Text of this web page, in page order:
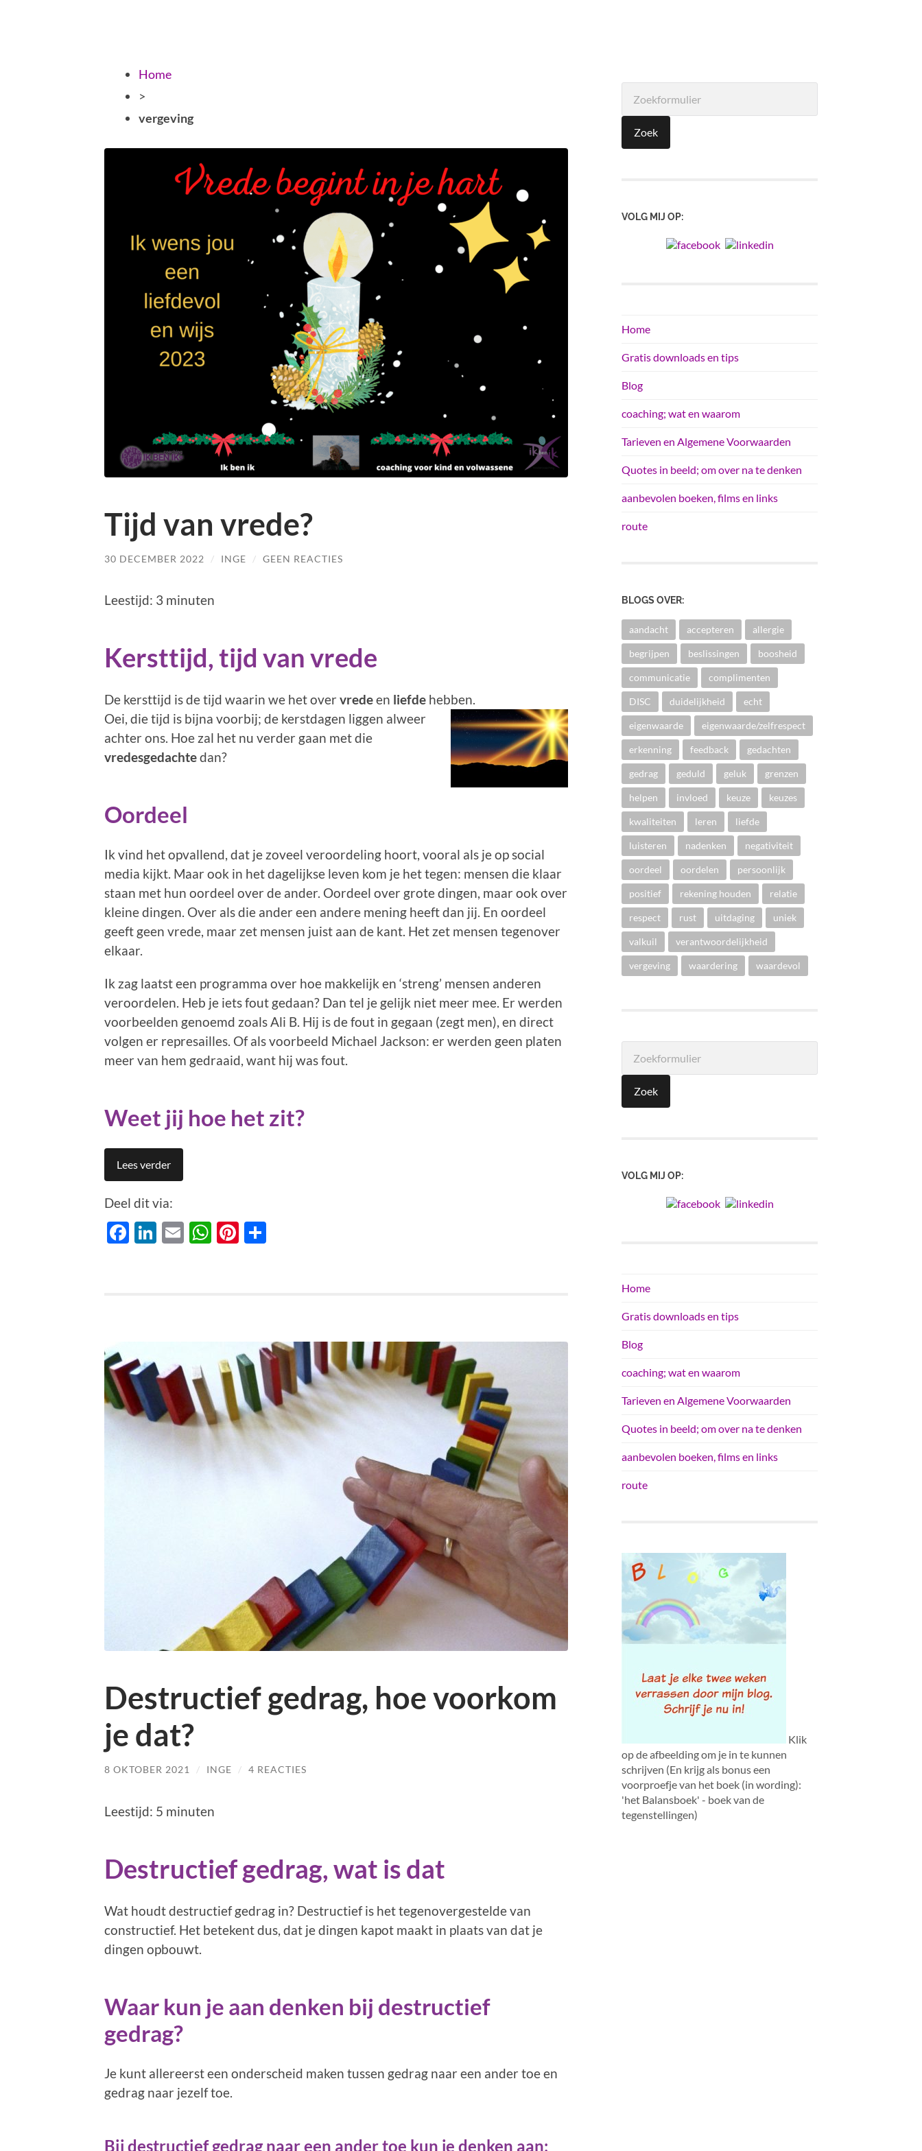
Home
>
vergeving
Tijd van vrede?
30 DECEMBER 2022 / INGE / GEEN REACTIES
Leestijd: 3 minuten
Kersttijd, tijd van vrede
De kersttijd is de tijd waarin we het over vredeen liefde hebben.
Oei, die tijd is bijna voorbij; de kerstdagen liggen alweer
achter ons. Hoe zal het nu verder gaan met die
vredesgedachtedan?
Oordeel
Ik vind het opvallend, dat je zoveel veroordeling hoort, vooral als je op social
media kijkt. Maar ook in het dagelijkse leven kom je het tegen: mensen die klaar
staan met hun oordeel over de ander. Oordeel over grote dingen, maar ook over
kleine dingen. Over als die ander een andere mening heeft dan jij. En oordeel
geeft geen vrede, maar zet mensen juist aan de kant. Het zet mensen tegenover
elkaar.
Ik zag laatst een programma over hoe makkelijk en ‘streng’ mensen anderen
veroordelen. Heb je iets fout gedaan? Dan tel je gelijk niet meer mee. Er werden
voorbeelden genoemd zoals Ali B. Hij is de fout in gegaan (zegt men), en direct
volgen er represailles. Of als voorbeeld Michael Jackson: er werden geen platen
meer van hem gedraaid, want hij was fout.
Weet jij hoe het zit?
Lees verder
Deel dit via:
Facebook
LinkedIn
EmailWhatsApp
Pinterest
Destructief gedrag, hoe voorkom
je dat?
8 OKTOBER 2021 / INGE / 4 REACTIES
Leestijd: 5 minuten
Destructief gedrag, wat is dat
Wat houdt destructief gedrag in? Destructief is het tegenovergestelde van
constructief. Het betekent dus, dat je dingen kapot maakt in plaats van dat je
dingen opbouwt.
Waar kun je aan denken bij destructief
gedrag?
Je kunt allereerst een onderscheid maken tussen gedrag naar een ander toe en
gedrag naar jezelf toe.
Bij destructief gedragnaar een andertoe kun je denken aan:
VOLG MIJ OP:
Home
Gratis downloads en tips
Blog
coaching; wat en waarom
Tarieven en Algemene Voorwaarden
Quotes in beeld; om over na te denken
aanbevolen boeken, films en links
route
BLOGS OVER:
aandacht accepteren allergie
begrijpen beslissingen boosheid
communicatie complimenten
DISC duidelijkheid echt
eigenwaarde eigenwaarde/zelfrespect
erkenning feedback gedachten
gedrag geduld geluk grenzen
helpen invloed keuze keuzes
kwaliteiten leren liefde
luisteren nadenken negativiteit
oordeel oordelen persoonlijk
positief rekening houden relatie
respect rust uitdaging uniek
valkuil verantwoordelijkheid
vergeving waardering waardevol
VOLG MIJ OP:
Home
Gratis downloads en tips
Blog
coaching; wat en waarom
Tarieven en Algemene Voorwaarden
Quotes in beeld; om over na te denken
aanbevolen boeken, films en links
route
Klik
op de afbeelding om je in te kunnen
schrijven (En krijg als bonus een
voorproefje van het boek (in wording):
'het Balansboek' - boek van de
tegenstellingen)